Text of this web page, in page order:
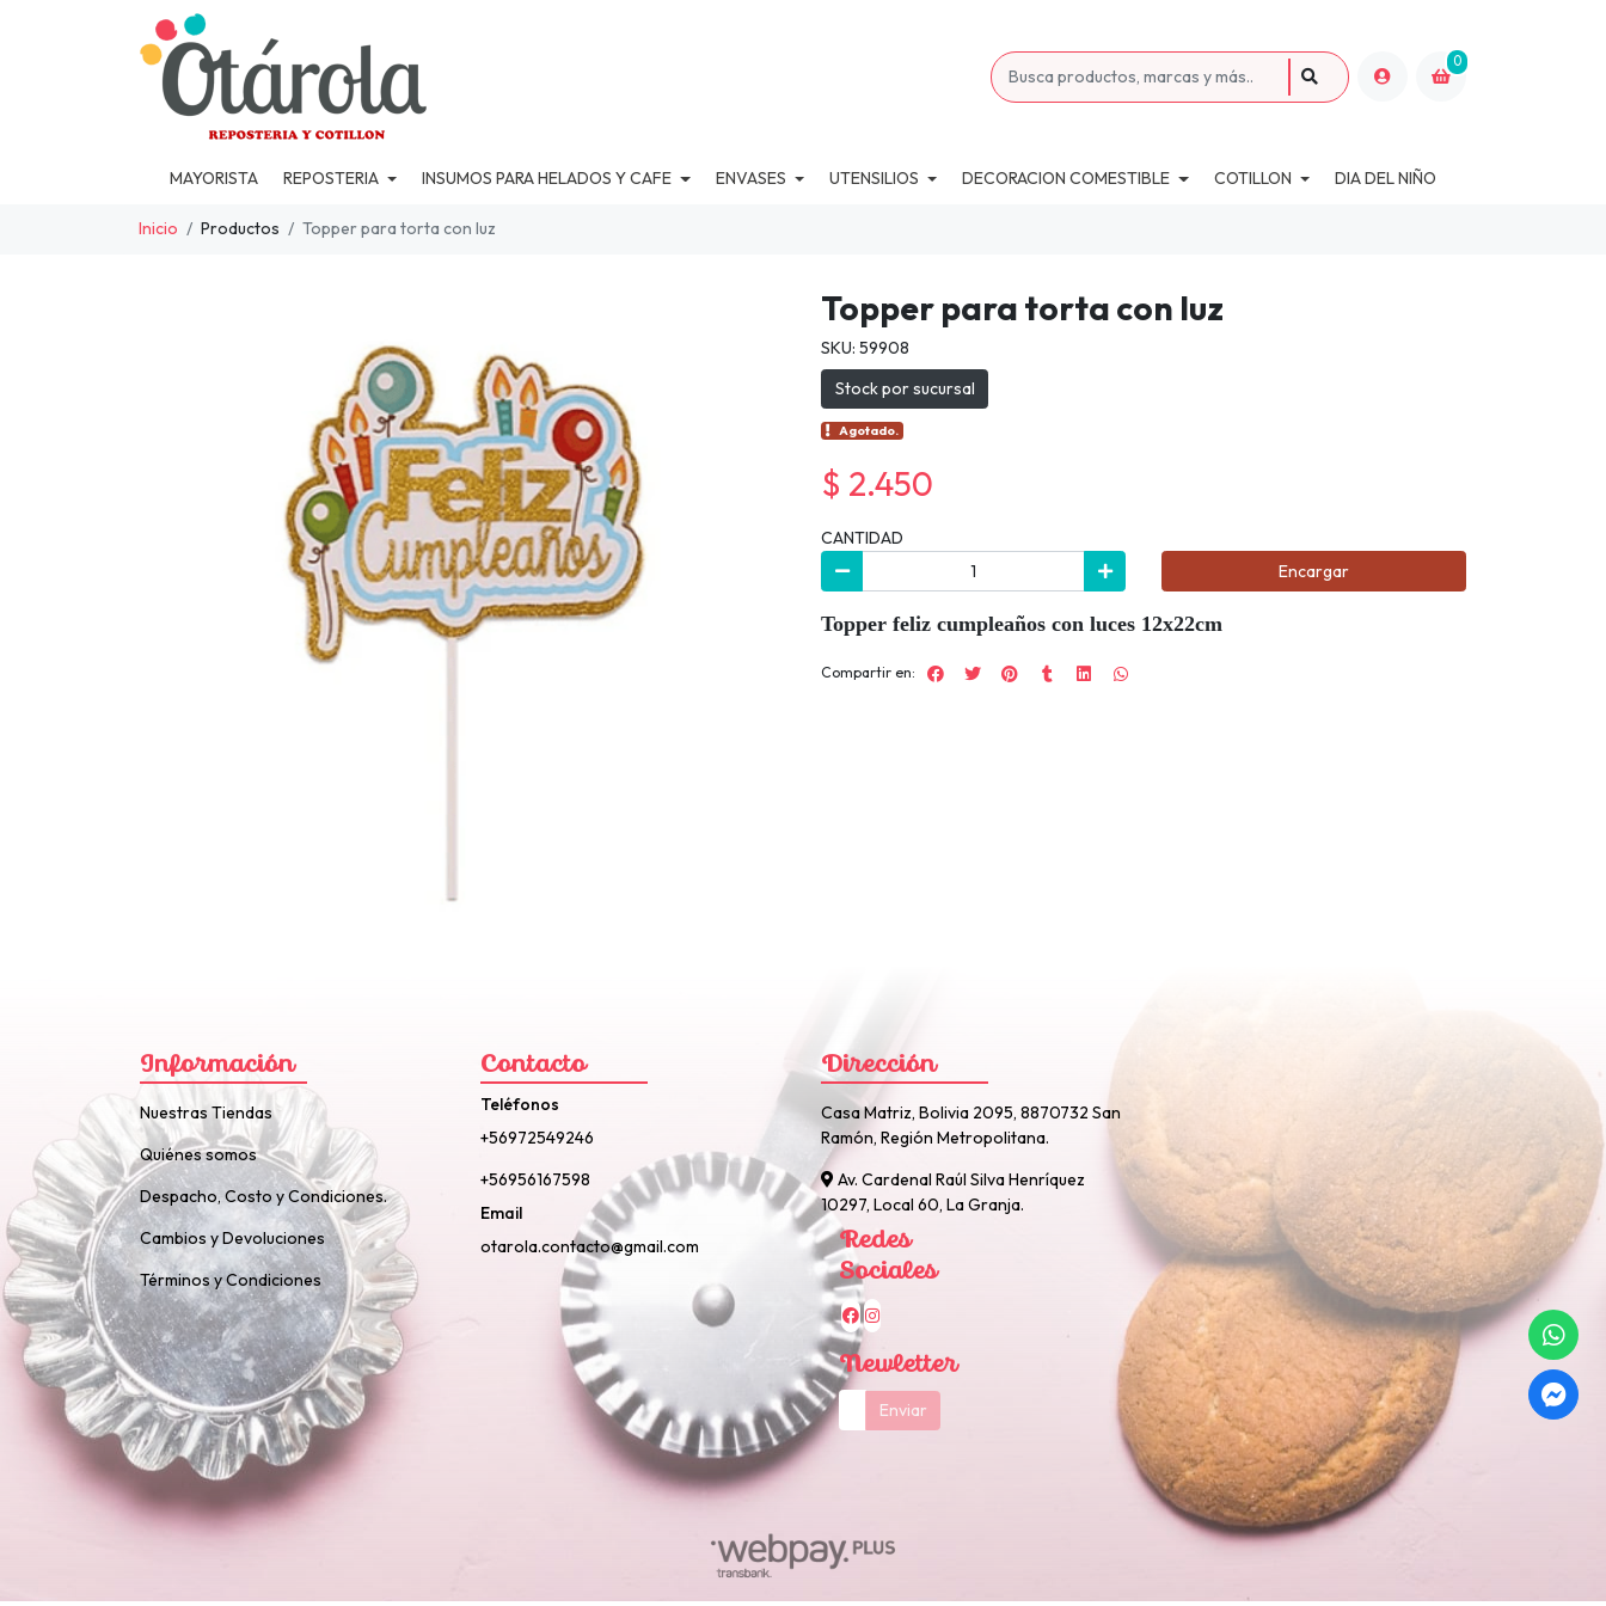
0
MAYORISTA REPOSTERIA INSUMOS PARA HELADOS Y CAFE ENVASES UTENSILIOS DECORACION COMESTIBLE COTILLON DIA DEL NIÑO
Inicio Productos Topper para torta con luz
Topper para torta con luz
SKU: 59908
Stock por sucursal
Agotado.
$ 2.450
CANTIDAD
Encargar
Topper feliz cumpleaños con luces 12x22cm
Compartir en:
Información
Nuestras Tiendas
Quiénes somos
Despacho, Costo y Condiciones.
Cambios y Devoluciones
Términos y Condiciones
Contacto
Teléfonos
+56972549246
+56956167598
Email
otarola.contacto@gmail.com
Dirección
Casa Matriz, Bolivia 2095, 8870732 San
Ramón, Región Metropolitana.
Av. Cardenal Raúl Silva Henríquez
10297, Local 60, La Granja.
Redes
Sociales
Newletter
Enviar